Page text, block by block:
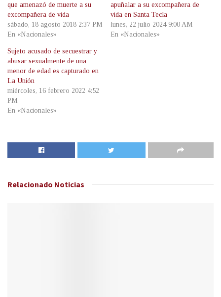
que amenazó de muerte a su
excompañera de vida
sábado, 18 agosto 2018 2:37 PM
En «Nacionales»
apuñalar a su excompañera de
vida en Santa Tecla
lunes, 22 julio 2024 9:00 AM
En «Nacionales»
Sujeto acusado de secuestrar y
abusar sexualmente de una
menor de edad es capturado en
La Unión
miércoles, 16 febrero 2022 4:52
PM
En «Nacionales»
Relacionado Noticias